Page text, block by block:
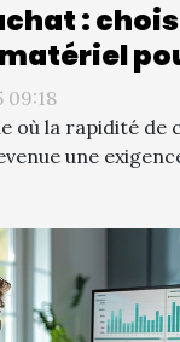
:
09:18
où la rapidité de
une